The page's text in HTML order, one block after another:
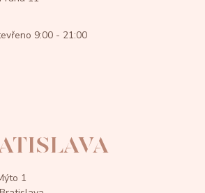
9:00 - 21:00
1